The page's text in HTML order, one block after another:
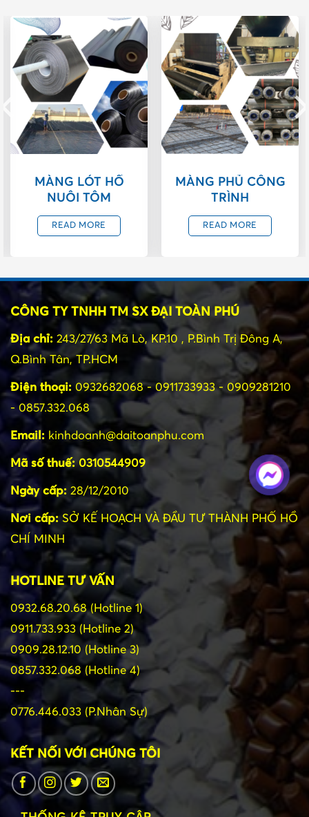
MÀNG LÓT HỒ
NUÔI TÔM
READ MORE
MÀNG PHỦ CÔNG
TRÌNH
READ MORE
CÔNG TY TNHH TM SX ĐẠI TOÀN PHÚ
Địa chỉ: 243/27/63 Mã Lò, KP.10 , P.Bình Trị Đông A,
Q.Bình Tân, TP.HCM
Điện thoại: 0932682068 - 0911733933 - 0909281210
- 0857.332.068
Email: kinhdoanh@daitoanphu.com
Mã số thuế: 0310544909
Ngày cấp: 28/12/2010
Nơi cấp: SỞ KẾ HOẠCH VÀ ĐẦU TƯ THÀNH PHỐ HỒ
CHÍ MINH
HOTLINE TƯ VẤN
0932.68.20.68 (Hotline 1)
0911.733.933 (Hotline 2)
0909.28.12.10 (Hotline 3)
0857.332.068 (Hotline 4)
---
0776.446.033 (P.Nhân Sự)
KẾT NỐI VỚI CHÚNG TÔI